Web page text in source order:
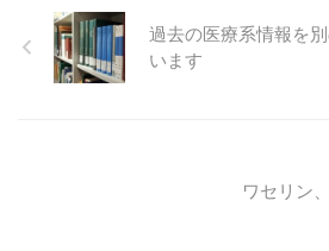
過去の医療系情報を
います
ワセリン